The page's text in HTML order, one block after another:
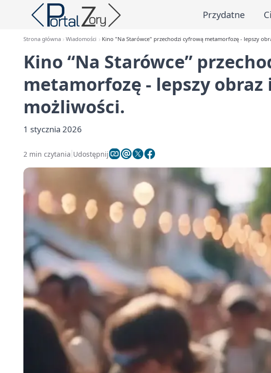
Przydatne
Strona główna Wiadomości Kino "Na Starówce" przechodzi cyfrową metamorfozę - lepszy
Kino “Na Starówce”
metamorfozę - lepszy obraz
możliwości.
1 stycznia 2026
2 min czytania Udostępnij